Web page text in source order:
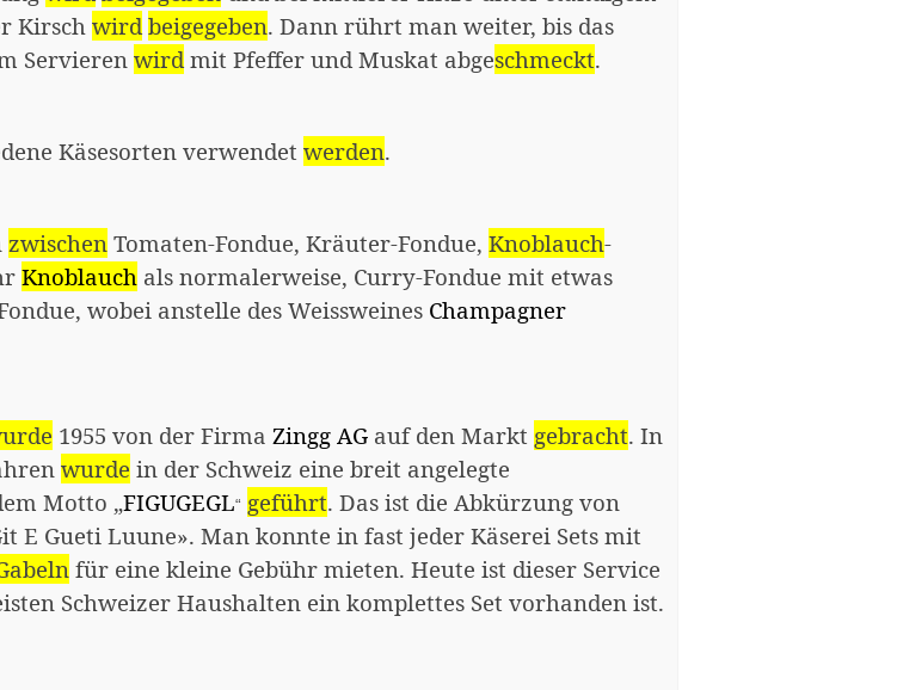
Kirsch wird beigegeben. Dann rührt man weiter, bis das
Servieren wird mit Pfeffer und Muskat abgeschmeckt.
Käsesorten verwendet werden.
zwischen Tomaten-Fondue, Kräuter-Fondue, Knoblauch-
Knoblauch als normalerweise, Curry-Fondue mit etwas
wobei anstelle des Weissweines Champagner
1955 von der Firma Zingg AG auf den Markt gebracht. In
wurde in der Schweiz eine breit angelegte
Motto „FIGUGEGL“ geführt. Das ist die Abkürzung von
E Gueti Luune». Man konnte in fast jeder Käserei Sets mit
für eine kleine Gebühr mieten. Heute ist dieser Service
Schweizer Haushalten ein komplettes Set vorhanden ist.